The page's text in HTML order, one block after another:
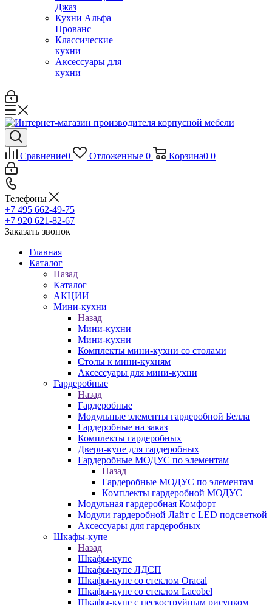
Джаз
Кухни Альфа
Прованс
Классические
кухни
Аксессуары для
кухни
Сравнение0 Отложенные 0 Корзина0 0
Телефоны
+7 495 662-49-75
+7 920 621-82-67
Заказать звонок
Главная
Каталог
Назад
Каталог
АКЦИИ
Мини-кухни
Назад
Мини-кухни
Мини-кухни
Комплекты мини-кухни со столами
Столы к мини-кухням
Аксессуары для мини-кухни
Гардеробные
Назад
Гардеробные
Модульные элементы гардеробной Белла
Гардеробные на заказ
Комплекты гардеробных
Двери-купе для гардеробных
Гардеробные МОДУС по элементам
Назад
Гардеробные МОДУС по элементам
Комплекты гардеробной МОДУС
Модульная гардеробная Комфорт
Модули гардеробной Лайт с LED подсветкой
Аксессуары для гардеробных
Шкафы-купе
Назад
Шкафы-купе
Шкафы-купе ЛДСП
Шкафы-купе со стеклом Oracal
Шкафы-купе со стеклом Lacobel
Шкафы-купе с пескоструйным рисунком